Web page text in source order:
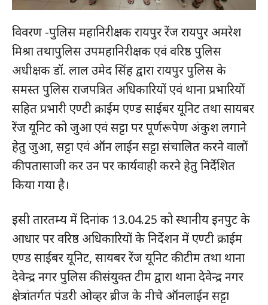
विवरण -पुलिस महानिरीक्षक रायपुर रेंज रायपुर अमरेश
मिश्रा तथापुलिस उपमहानिरीक्षक एवं वरिष्ठ पुलिस
अधीक्षक डॉ. लाल उमेद सिंह द्वारा रायपुर पुलिस के
समस्त पुलिस राजपत्रित अधिकारियों एवं थाना प्रभारियों
सहित प्रभारी एण्टी क्राईम एण्ड साईबर यूनिट तथा सायबर
रेंज यूनिट को जुआ एवं सट्टा पर पूर्णरूपेण अंकुश लगाने
हेतु जुआ, सट्टा एवं ऑन लाईन सट्टा संचालित करने वालों
की पतासाजी कर उन पर कार्यवाही करने हेतु निर्देशित
किया गया है।
इसी तारतम्य में दिनांक 13.04.25 को स्थानीय इनपुट के
आधार पर वरिष्ठ अधिकारियों के निर्देशन में एण्टी क्राईम
एण्ड साईबर यूनिट, सायबर रेंज यूनिट की टीम तथा थाना
देवेन्द्र नगर पुलिस की संयुक्त टीम द्वारा थाना देवेन्द्र नगर
क्षेत्रांतर्गत पंडरी ओव्हर ब्रीज के नीचे ऑनलाईन सट्टा